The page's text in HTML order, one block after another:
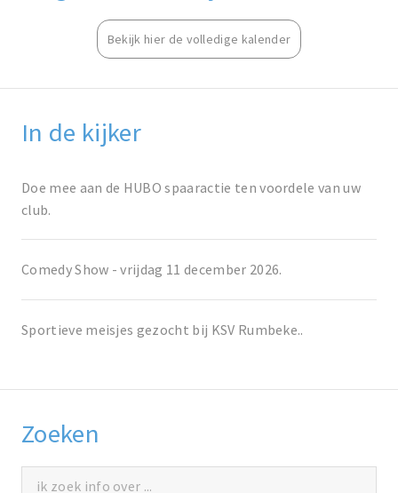
Bekijk hier de volledige kalender
In de kijker
Doe mee aan de HUBO spaaractie ten voordele van uw
club.
Comedy Show - vrijdag 11 december 2026.
Sportieve meisjes gezocht bij KSV Rumbeke..
Zoeken